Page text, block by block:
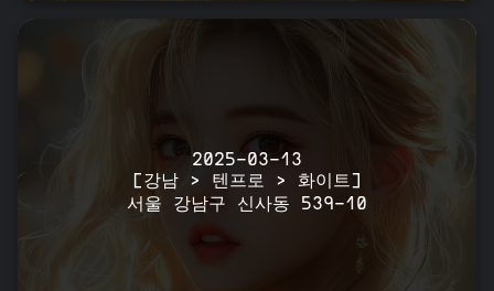
2025-03-13
[강남 > 텐프로 > 화이트]
서울 강남구 신사동 539-10